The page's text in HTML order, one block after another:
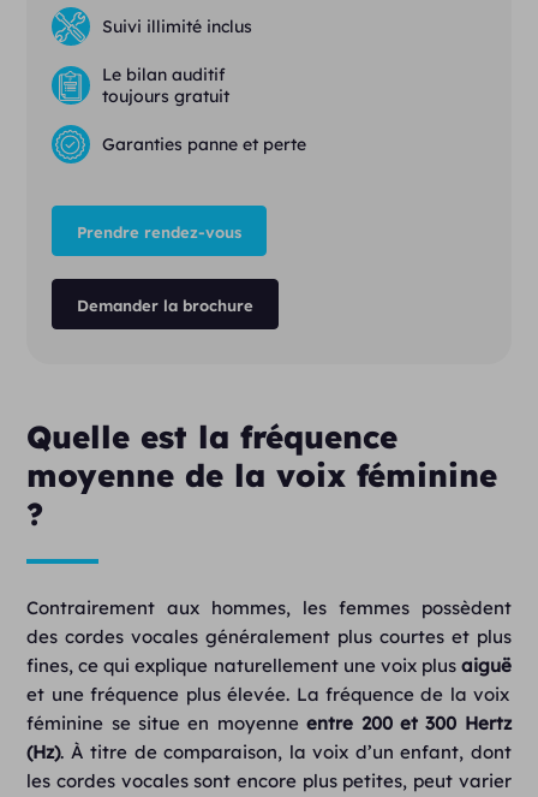
Suivi illimité inclus
Le bilan auditif
toujours gratuit
Garanties panne et perte
Prendre rendez-vous
Demander la brochure
Quelle est la fréquence
moyenne de la voix féminine
?
Contrairement aux hommes, les femmes possèdent
des cordes vocales généralement plus courtes et plus
fines, ce qui explique naturellement une voix plus aiguë
et une fréquence plus élevée. La fréquence de la voix
féminine se situe en moyenneentre 200 et 300 Hertz
(Hz). À titre de comparaison, la voix d’un enfant, dont
les cordes vocales sont encore plus petites, peut varier